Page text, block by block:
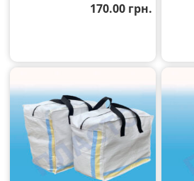
170.00грн.